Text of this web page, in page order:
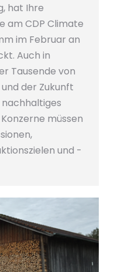
hat Ihre
am CDP Climate
im Februar an
Auch in
Tausende von
der Zukunft
müssen
und -